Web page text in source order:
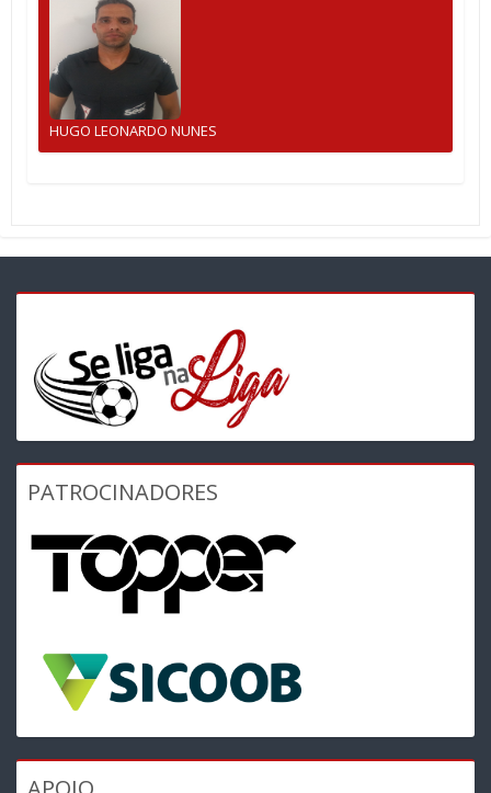
HUGO LEONARDO NUNES
PATROCINADORES